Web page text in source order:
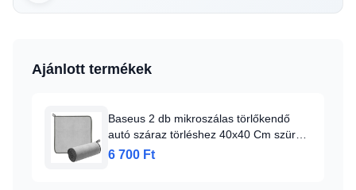
Ajánlott termékek
Baseus 2 db mikroszálas törlőkendő
autó száraz törléshez 40x40 Cm szürke
(CRXCMJ-0G)
6 700 Ft